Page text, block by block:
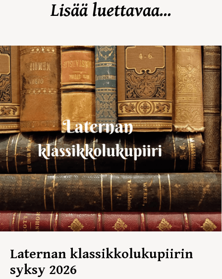
Lisää luettavaa...
Laternan klassikkolukupiirin
syksy 2026